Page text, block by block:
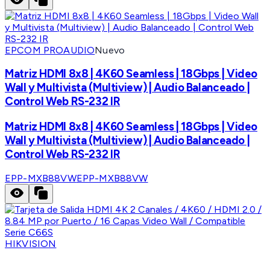
EPCOM PROAUDIONuevo
Matriz HDMI 8x8 | 4K60 Seamless | 18Gbps | Video
Wall y Multivista (Multiview) | Audio Balanceado |
Control Web RS-232 IR
Matriz HDMI 8x8 | 4K60 Seamless | 18Gbps | Video
Wall y Multivista (Multiview) | Audio Balanceado |
Control Web RS-232 IR
EPP-MXB88VWEPP-MXB88VW
HIKVISION